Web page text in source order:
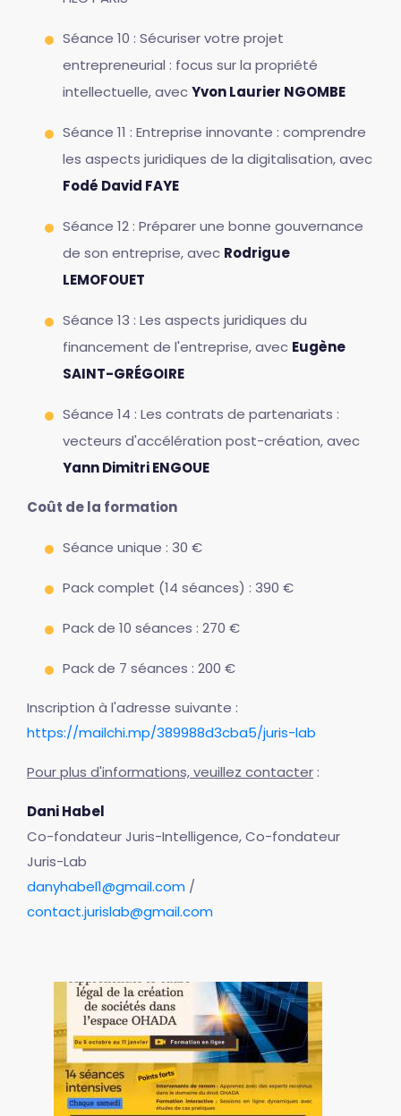
Séance 10 : Sécuriser votre projet
entrepreneurial : focus sur la propriété
intellectuelle, avecYvon Laurier NGOMBE
Séance 11 : Entreprise innovante : comprendre
les aspects juridiques de la digitalisation, avec
Fodé David FAYE
Séance 12 : Préparer une bonne gouvernance
de son entreprise, avec Rodrigue
LEMOFOUET
Séance 13 : Les aspects juridiques du
financement de l'entreprise, avec Eugène
SAINT-GRÉGOIRE
Séance 14 : Les contrats de partenariats :
vecteurs d'accélération post-création, avec
Yann Dimitri ENGOUE
Coût de la formation
Séance unique : 30 €
Pack complet (14 séances) : 390 €
Pack de 10 séances : 270 €
Pack de 7 séances : 200 €
Inscription à l'adresse suivante :
https://mailchi.mp/389988d3cba5/juris-lab
Pour plus d'informations, veuillez contacter :
Dani Habel
Co-fondateur Juris-Intelligence, Co-fondateur
Juris-Lab
danyhabel1@gmail.com /
contact.jurislab@gmail.com